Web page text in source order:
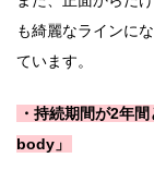
も綺麗なラインに
ています。
・持続期間が2年
body」